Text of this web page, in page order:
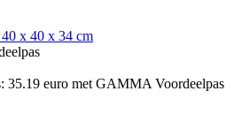
x 40 x 34 cm
35.19 euro met GAMMA Voordeelpas